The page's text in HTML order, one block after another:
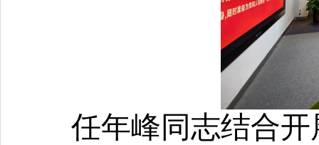
任年峰同志结合